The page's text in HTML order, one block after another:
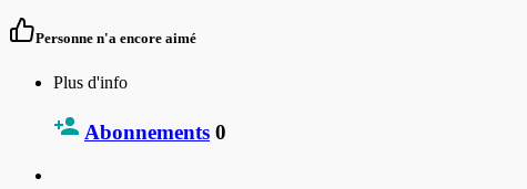
Personne n'a encore aimé
Plus d'info
Abonnements 0